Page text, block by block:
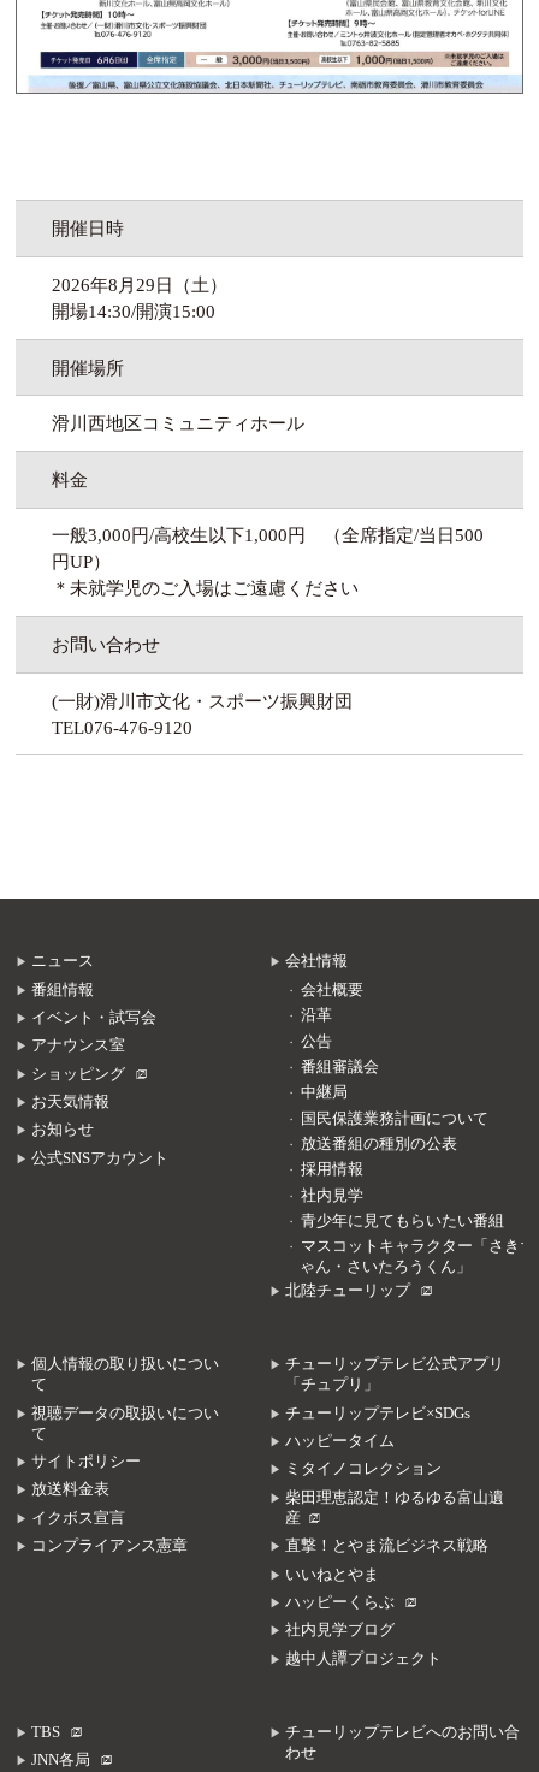
開催日時
2026年8月29日（土）
開場14:30/開演15:00
開催場所
滑川西地区コミュニティホール
料金
一般3,000円/高校生以下1,000円 （全席指定/当日500
円UP）
＊未就学児のご入場はご遠慮ください
お問い合わせ
(一財)滑川市文化・スポーツ振興財団
TEL076-476-9120
ニュース
番組情報
イベント・試写会
アナウンス室
ショッピング
お天気情報
お知らせ
公式SNSアカウント
会社情報
会社概要
沿革
公告
番組審議会
中継局
国民保護業務計画について
放送番組の種別の公表
採用情報
社内見学
青少年に見てもらいたい番組
マスコットキャラクター「さきち
ゃん・さいたろうくん」
北陸チューリップ
個人情報の取り扱いについ
て
視聴データの取扱いについ
て
サイトポリシー
放送料金表
イクボス宣言
コンプライアンス憲章
チューリップテレビ公式アプリ
「チュプリ」
チューリップテレビ×SDGs
ハッピータイム
ミタイノコレクション
柴田理恵認定！ゆるゆる富山遺
産
直撃！とやま流ビジネス戦略
いいねとやま
ハッピーくらぶ
社内見学ブログ
越中人譚プロジェクト
TBS
JNN各局
チューリップテレビへのお問い合
わせ